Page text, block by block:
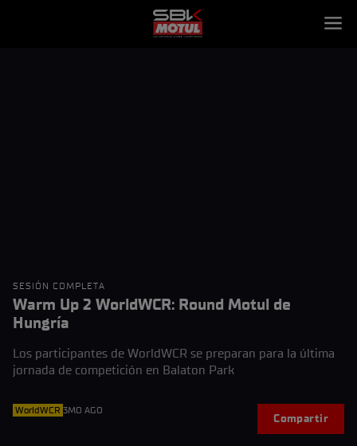
SESIÓN COMPLETA
Warm Up 2 WorldWCR: Round Motul de
Hungría
Los participantes de WorldWCR se preparan para la última
jornada de competición en Balaton Park
WorldWCR 3MO AGO
Compartir